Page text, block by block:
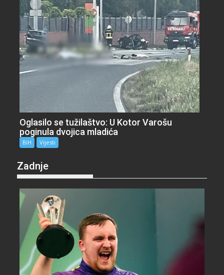
Oglasilo se tužilaštvo: U Kotor Varošu
poginula dvojica mladića
BiH Vijesti
Zadnje